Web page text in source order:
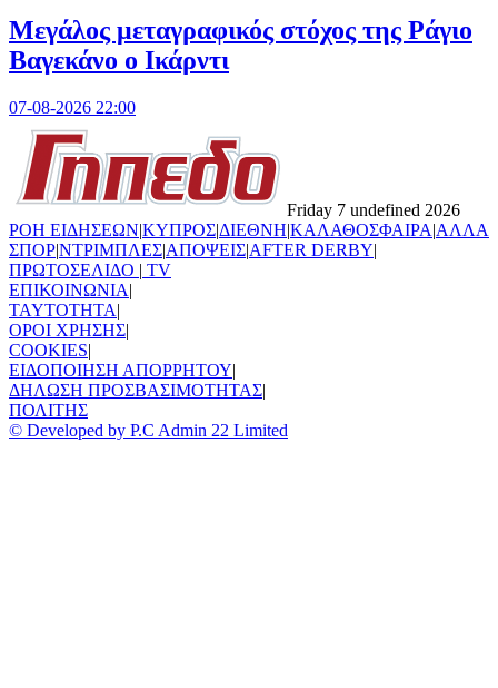
Μεγάλος μεταγραφικός στόχος της Ράγιο
Βαγεκάνο ο Ικάρντι
07-08-2026 22:00
Friday 7 undefined 2026
ΡΟΗ ΕΙΔΗΣΕΩΝ|ΚΥΠΡΟΣ|ΔΙΕΘΝΗ|ΚΑΛΑΘΟΣΦΑΙΡΑ|ΑΛΛΑ
ΣΠΟΡ|ΝΤΡΙΜΠΛΕΣ|ΑΠΟΨΕΙΣ|AFTER DERBY|
ΠΡΩΤΟΣΕΛΙΔΟ | TV
ΕΠΙΚΟΙΝΩΝΙΑ|
TAYTOTHTA|
ΟΡΟΙ ΧΡΗΣΗΣ|
COOKIES|
ΕΙΔΟΠΟΙΗΣΗ ΑΠΟΡΡΗΤΟΥ|
ΔΗΛΩΣΗ ΠΡΟΣΒΑΣΙΜΟΤΗΤΑΣ|
ΠΟΛΙΤΗΣ
© Developed by P.C Admin 22 Limited